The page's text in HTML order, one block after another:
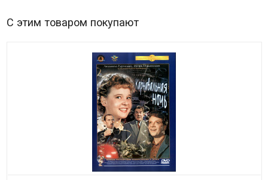
С этим товаром покупают